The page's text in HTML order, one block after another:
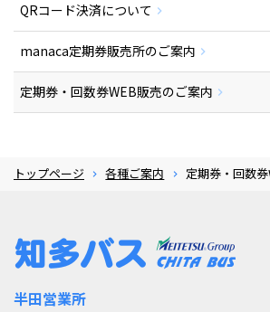
QRコード決済について
manaca定期券販売所のご案内
定期券・回数券WEB販売のご案内
トップページ 各種ご案内 定期券・回数
半田営業所